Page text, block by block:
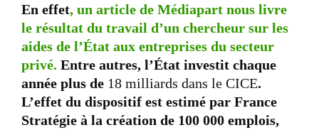
En effet, un article de Médiapart nous livre
le résultat du travail d’un chercheur sur les
aides de l’État aux entreprises du secteur
privé. Entre autres, l’État investit chaque
année plus de 18 milliards dans le CICE.
L’effet du dispositif est estimé par France
Stratégie à la création de 100 000 emplois,